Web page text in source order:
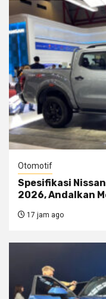
Otomotif
Spesifikasi
2026, Andalkan
17 jam ago